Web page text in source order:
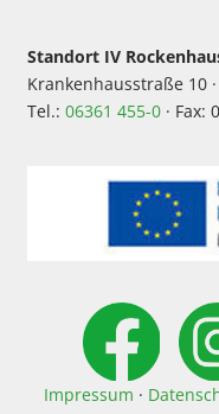
Standort IV
Krankenhausstraße 10
Tel.: 06361 455-0 · Fax:
Impressum ·